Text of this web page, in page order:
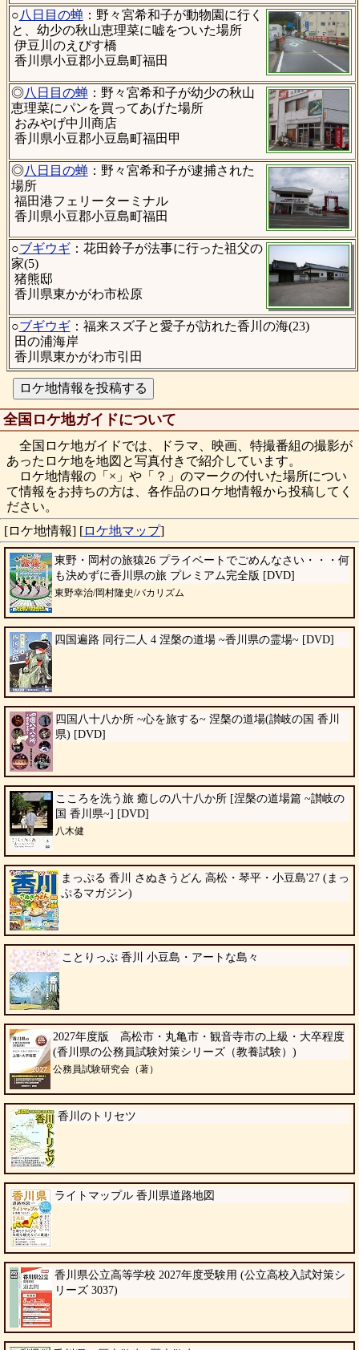
○八日目の蝉：野々宮希和子が動物園に行く
と、幼少の秋山恵理菜に嘘をついた場所
伊豆川のえびす橋
香川県小豆郡小豆島町福田
◎八日目の蝉：野々宮希和子が幼少の秋山
恵理菜にパンを買ってあげた場所
おみやげ中川商店
香川県小豆郡小豆島町福田甲
◎八日目の蝉：野々宮希和子が逮捕された
場所
福田港フェリーターミナル
香川県小豆郡小豆島町福田
○ブギウギ：花田鈴子が法事に行った祖父の
家(5)
猪熊邸
香川県東かがわ市松原
○ブギウギ：福来スズ子と愛子が訪れた香川の海(23)
田の浦海岸
香川県東かがわ市引田
全国ロケ地ガイドについて
全国ロケ地ガイドでは、ドラマ、映画、特撮番組の撮影が
あったロケ地を地図と写真付きで紹介しています。
ロケ地情報の「×」や「？」のマークの付いた場所につい
て情報をお持ちの方は、各作品のロケ地情報から投稿してく
ださい。
[ロケ地情報] [ロケ地マップ]
東野・岡村の旅猿26 プライベートでごめんなさい・・・何
も決めずに香川県の旅 プレミアム完全版 [DVD]
東野幸治/岡村隆史/バカリズム
四国遍路 同行二人 4 涅槃の道場 ~香川県の霊場~ [DVD]
四国八十八か所 ~心を旅する~ 涅槃の道場(讃岐の国 香川
県) [DVD]
こころを洗う旅 癒しの八十八か所 [涅槃の道場篇 ~讃岐の
国 香川県~] [DVD]
八木健
まっぷる 香川 さぬきうどん 高松・琴平・小豆島'27 (まっ
ぷるマガジン)
ことりっぷ 香川 小豆島・アートな島々
2027年度版 高松市・丸亀市・観音寺市の上級・大卒程度
(香川県の公務員試験対策シリーズ（教養試験）)
公務員試験研究会（著）
香川のトリセツ
ライトマップル 香川県道路地図
香川県公立高等学校 2027年度受験用 (公立高校入試対策シ
リーズ 3037)